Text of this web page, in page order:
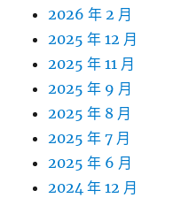
2026 年 2 月
2025 年 12 月
2025 年 11 月
2025 年 9 月
2025 年 8 月
2025 年 7 月
2025 年 6 月
2024 年 12 月